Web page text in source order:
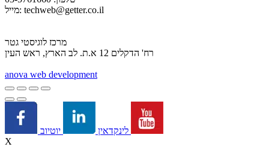
מייל: techweb@getter.co.il
מרכז לוגיסטי גטר
רח' הדקלים 12 א.ת. לב הארץ, ראש העין
anova web development
לינקדאין
X